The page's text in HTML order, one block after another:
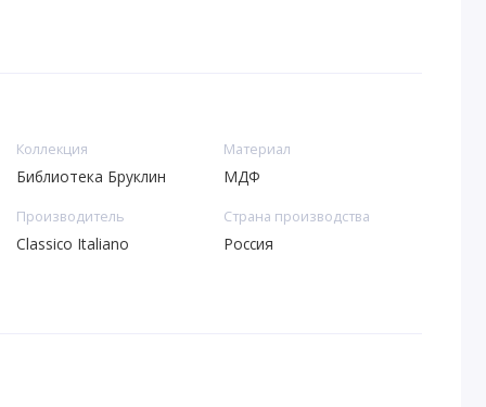
Коллекция
Библиотека Бруклин
Материал
МДФ
Производитель
Classico Italiano
Страна производства
Россия